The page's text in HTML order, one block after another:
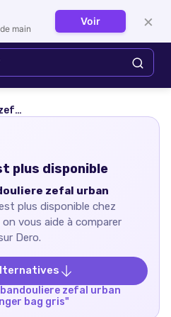
Se connecter
gris
plus disponible
zefal urban
plus disponible chez
on vous aide à comparer
Dero.
zefal urban
bag gris"
main
Voir ×